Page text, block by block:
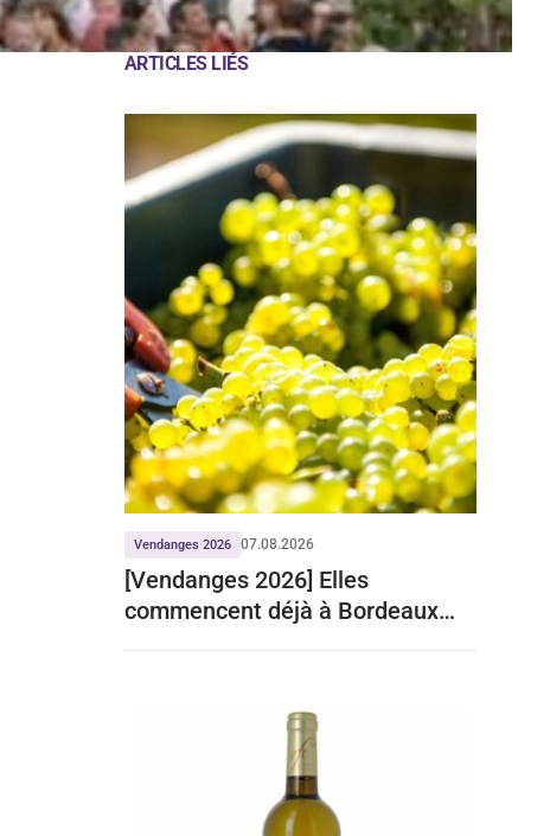
ARTICLES LIÉS
Vendanges 2026 07.08.2026
[Vendanges 2026] Elles
commencent déjà à Bordeaux